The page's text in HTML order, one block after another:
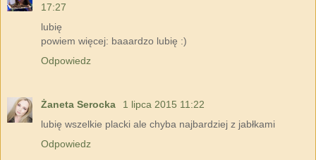
17:27
lubię
powiem więcej: baaardzo lubię :)
Odpowiedz
Żaneta Serocka
1 lipca 2015 11:22
lubię wszelkie placki ale chyba najbardziej z jabłkami
Odpowiedz